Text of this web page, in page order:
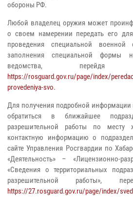
обороны РФ.
Любой владелец оружия может
о своем намерении передать его
проведения специальной военной
заполнения специальной формы
ведомства,
https://rosguard.gov.ru/page/index/
provedeniya-svo.
Для получения подробной
обратиться в ближайшее
разрешительной работы по месту
контактную информацию о
сайте Управления Росгвардии по
«Деятельность» – «Лицензионно-
«Сведения о территориальных
разрешительной работы»,
https://27.rosguard.gov.ru/page/index/